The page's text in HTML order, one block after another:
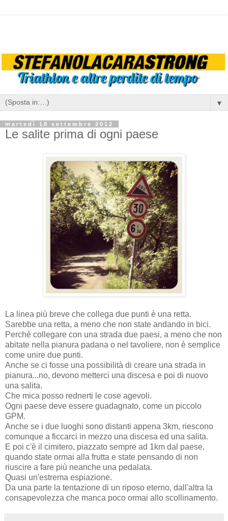
▼
martedì 18 settembre 2012
Le salite prima di ogni paese
La linea più breve che collega due punti è una retta.
Sarebbe una retta, a meno che non state andando in bici.
Perchè collegare con una strada due paesi, a meno che non
abitate nella pianura padana o nel tavoliere, non è semplice
come unire due punti.
Anche se ci fosse una possibilità di creare una strada in
pianura...no, devono metterci una discesa e poi di nuovo
una salita.
Che mica posso rednerti le cose agevoli.
Ogni paese deve essere guadagnato, come un piccolo
GPM.
Anche se i due luoghi sono distanti appena 3km, riescono
comunque a ficcarci in mezzo una discesa ed una salita.
E poi c'è il cimitero, piazzato sempre ad 1km dal paese,
quando state ormai alla frutta e state pensando di non
riuscire a fare più neanche una pedalata.
Quasi un'estrema espiazione.
Da una parte la tentazione di un riposo eterno, dall'altra la
consapevolezza che manca poco ormai allo scollinamento.